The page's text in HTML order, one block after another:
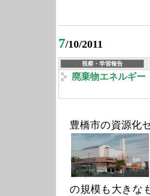
7/10/2011
視察・学習報告
廃棄物エネルギー
豊橋市の資源化
の規模も大きな